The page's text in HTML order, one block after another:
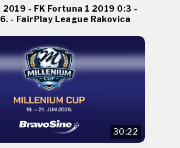
2019 - FK Fortuna 1 2019 0:3 -
- FairPlay League Rakovica
30:22